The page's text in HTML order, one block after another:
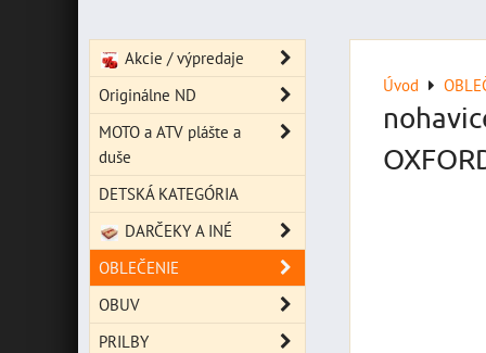
Úvod
Akcie / výpredaje
Originálne ND
MOTO a ATV plášte a
duše
DETSKÁ KATEGÓRIA
DARČEKY A INÉ
OBLEČENIE
OBUV
PRILBY